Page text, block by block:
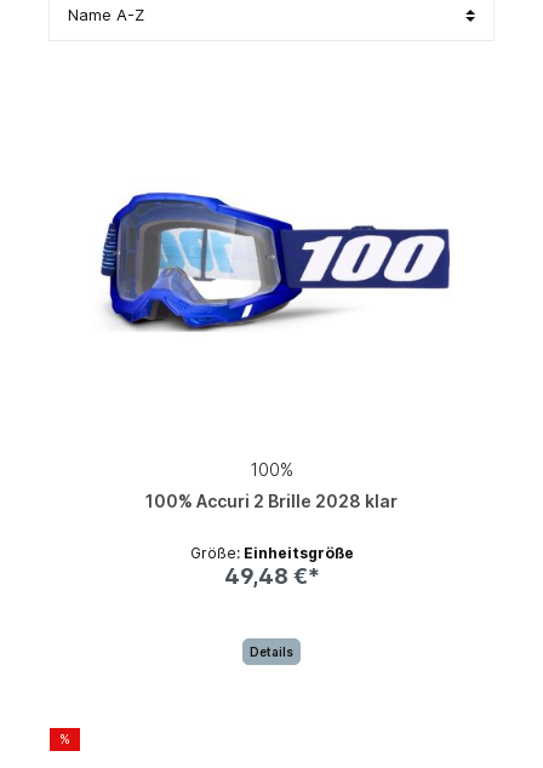
100%
100% Accuri 2 Brille 2028 klar
Größe: Einheitsgröße
49,48 €*
Details
%